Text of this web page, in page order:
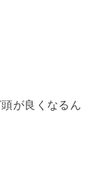
が良くなるん